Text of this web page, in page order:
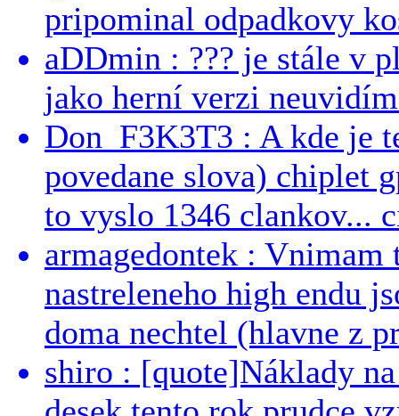
pripominal odpadkovy
aDDmin : ??? je stále v
jako herní verzi
Don_F3K3T3 : A kde je
povedane slova) chiplet
to vyslo 1346 clankov...
armagedontek : Vnimam
nastreleneho high endu
doma nechtel (hlavne z
shiro : [quote]Náklady